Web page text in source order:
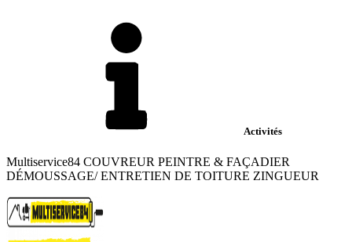
Activités
Multiservice84 COUVREUR PEINTRE & FAÇADIER
DÉMOUSSAGE/ ENTRETIEN DE TOITURE ZINGUEUR